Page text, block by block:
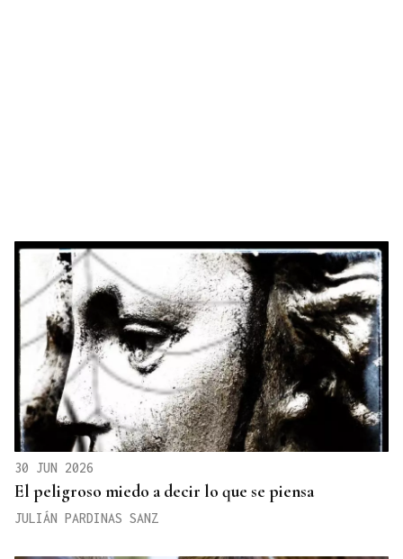
30 JUN 2026
El peligroso miedo a decir lo que se piensa
JULIÁN PARDINAS SANZ